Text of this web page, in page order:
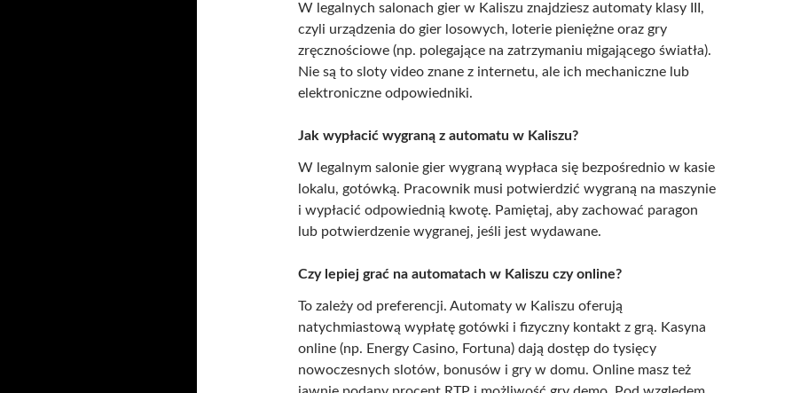
W legalnych salonach gier w Kaliszu znajdziesz automaty klasy III,
czyli urządzenia do gier losowych, loterie pieniężne oraz gry
zręcznościowe (np. polegające na zatrzymaniu migającego światła).
Nie są to sloty video znane z internetu, ale ich mechaniczne lub
elektroniczne odpowiedniki.
Jak wypłacić wygraną z automatu w Kaliszu?
W legalnym salonie gier wygraną wypłaca się bezpośrednio w kasie
lokalu, gotówką. Pracownik musi potwierdzić wygraną na maszynie
i wypłacić odpowiednią kwotę. Pamiętaj, aby zachować paragon
lub potwierdzenie wygranej, jeśli jest wydawane.
Czy lepiej grać na automatach w Kaliszu czy online?
To zależy od preferencji. Automaty w Kaliszu oferują
natychmiastową wypłatę gotówki i fizyczny kontakt z grą. Kasyna
online (np. Energy Casino, Fortuna) dają dostęp do tysięcy
nowoczesnych slotów, bonusów i gry w domu. Online masz też